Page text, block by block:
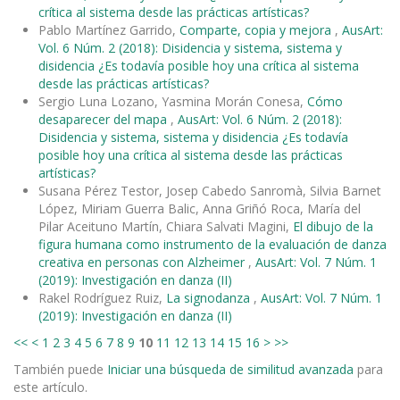
crítica al sistema desde las prácticas artísticas?
Pablo Martínez Garrido, Comparte, copia y mejora , AusArt:
Vol. 6 Núm. 2 (2018): Disidencia y sistema, sistema y
disidencia ¿Es todavía posible hoy una crítica al sistema
desde las prácticas artísticas?
Sergio Luna Lozano, Yasmina Morán Conesa, Cómo
desaparecer del mapa , AusArt: Vol. 6 Núm. 2 (2018):
Disidencia y sistema, sistema y disidencia ¿Es todavía
posible hoy una crítica al sistema desde las prácticas
artísticas?
Susana Pérez Testor, Josep Cabedo Sanromà, Silvia Barnet
López, Miriam Guerra Balic, Anna Griñó Roca, María del
Pilar Aceituno Martín, Chiara Salvati Magini, El dibujo de la
figura humana como instrumento de la evaluación de danza
creativa en personas con Alzheimer , AusArt: Vol. 7 Núm. 1
(2019): Investigación en danza (II)
Rakel Rodríguez Ruiz, La signodanza , AusArt: Vol. 7 Núm. 1
(2019): Investigación en danza (II)
<< < 1 2 3 4 5 6 7 8 9 10 11 12 13 14 15 16 > >>
También puede Iniciar una búsqueda de similitud avanzada para
este artículo.